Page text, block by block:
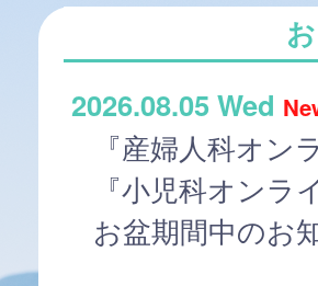
2026.08.05 Wed
『産婦人科オン
『小児科オンラ
お盆期間中のお